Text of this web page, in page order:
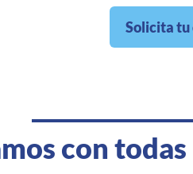
Solicita tu
con